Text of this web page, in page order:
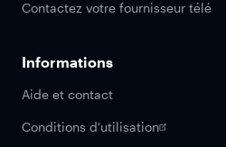
Contactez votre fournisseur télé
Informations
Aide et contact
Conditions d'utilisation